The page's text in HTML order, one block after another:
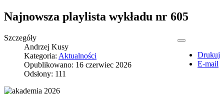
Najnowsza playlista wykładu nr 605
Drukuj
E-mail
Szczegóły
Andrzej Kusy
Kategoria: Aktualności
Opublikowano: 16 czerwiec 2026
Odsłony: 111